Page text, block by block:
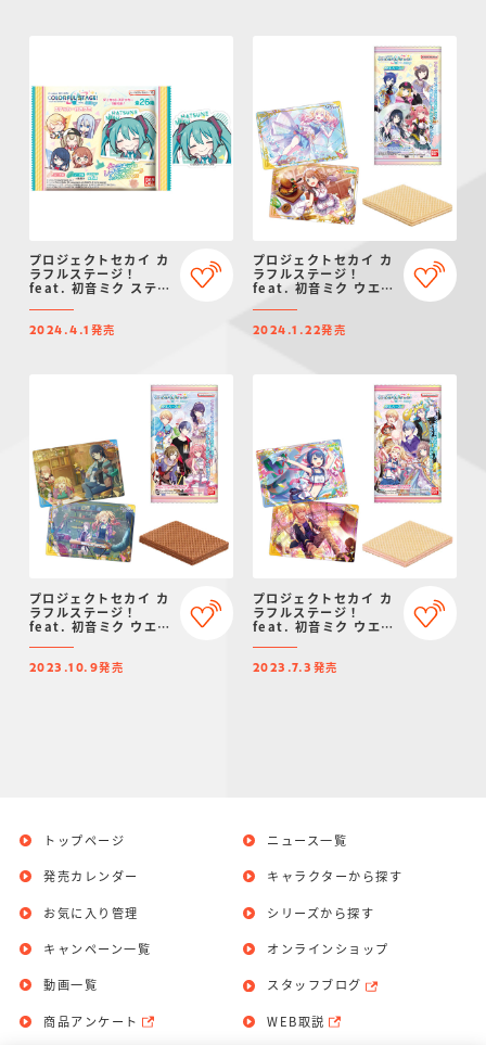
プロジェクトセカイ カ
ラフルステージ！
feat. 初音ミク ステッ
2024.4.1 発売
プロジェクトセカイ カ
ラフルステージ！
feat. 初音ミク ウエハ
2024.1.22発売
プロジェクトセカイ カ
ラフルステージ！
feat. 初音ミク ウエハ
2023.10.9発売
プロジェクトセカイ カ
ラフルステージ！
feat. 初音ミク ウエハ
2023.7.3 発売
トップページ
発売カレンダー
お気に入り管理
ニュース一覧
キャラクターから探す
シリーズから探す
キャンペーン一覧
動画一覧
商品アンケート
オンラインショップ
スタッフブログ
WEB取説